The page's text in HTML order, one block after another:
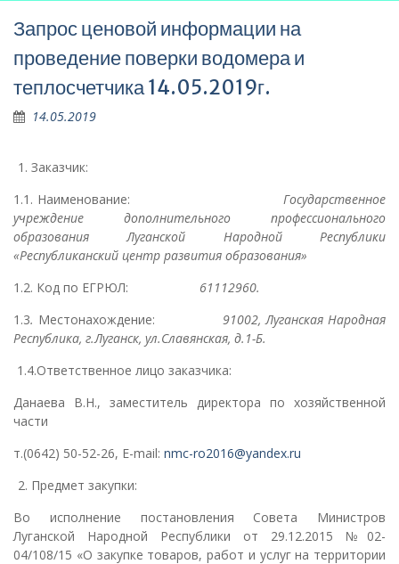
Запрос ценовой информации на
проведение поверки водомера и
теплосчетчика 14.05.2019г.
14.05.2019
Заказчик:
1.1. Наименование: Государственное
учреждение дополнительного профессионального
образования Луганской Народной Республики
«Республиканский центр развития образования»
1.2. Код по ЕГРЮЛ: 61112960.
1.3. Местонахождение: 91002, Луганская Народная
Республика, г.Луганск, ул.Славянская, д.1-Б.
1.4.Ответственное лицо заказчика:
Данаева В.Н., заместитель директора по хозяйственной
части
т.(0642) 50-52-26, Е-mail: nmc-ro2016@yandex.ru
Предмет закупки:
Во исполнение постановления Совета Министров
Луганской Народной Республики от 29.12.2015 №02-
04/108/15 «О закупке товаров, работ и услуг на территории